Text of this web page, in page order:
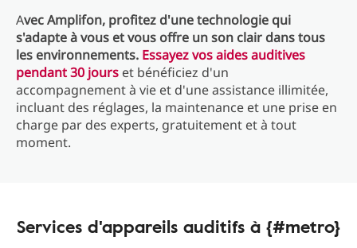
Avec Amplifon, profitez d'une technologie qui
s'adapte à vous et vous offre un son clair dans tous
les environnements. Essayez vos aides auditives
pendant 30 jours et bénéficiez d'un
accompagnement à vie et d'une assistance illimitée,
incluant des réglages, la maintenance et une prise en
charge par des experts, gratuitement et à tout
moment.
Services d'appareils auditifs à {#metro}